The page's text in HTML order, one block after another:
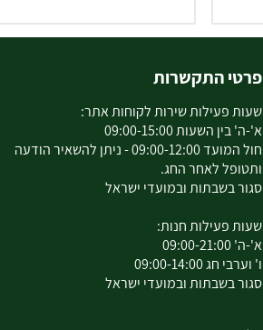
פרטי התקשרות
שעות פעילות שירות לקוחות אתר:
א'-ה' בין השעות 09:00-15:00
חול המועד 09:00-12:00 - ניתן להשאיר הודעה
ותטופל לאחר החג.
סגור בשבתות ובמועדי ישראל
שעות פעילות חנות:
א'-ה' 09:00-21:00
ו' וערבי חג 09:00-14:00
סגור בשבתות ובמועדי ישראל